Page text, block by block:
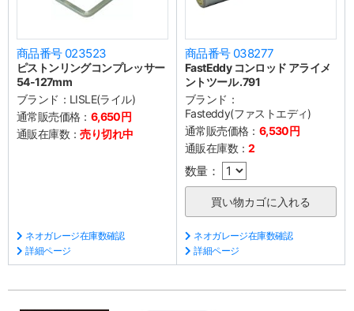
商品番号 023523
ピストンリングコンプレッサー
54-127mm
ブランド： LISLE(ライル)
通常販売価格： 6,650円
通販在庫数：売り切れ中
ネオガレージ在庫数確認
詳細ページ
商品番号 038277
FastEddy コンロッド アライメ
ントツール .791
ブランド：
Fasteddy(ファストエディ)
通常販売価格： 6,530円
通販在庫数：2
数量：
ネオガレージ在庫数確認
詳細ページ